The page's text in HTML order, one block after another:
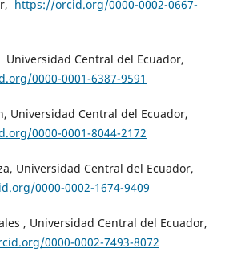
https://orcid.org/0000-0002-0667-
Universidad Central del Ecuador,
0000-0001-6387-9591
Universidad Central del Ecuador,
0000-0001-8044-2172
Universidad Central del Ecuador,
0000-0002-1674-9409
, Universidad Central del Ecuador,
0000-0002-7493-8072